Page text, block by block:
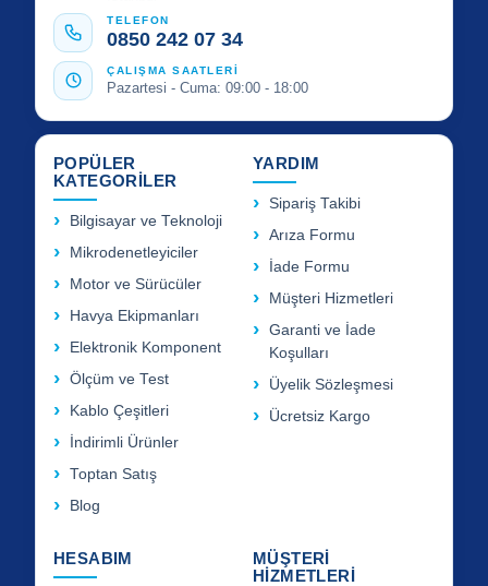
TELEFON
0850 242 07 34
ÇALIŞMA SAATLERİ
Pazartesi - Cuma: 09:00 - 18:00
POPÜLER
KATEGORİLER
Bilgisayar ve Teknoloji
Mikrodenetleyiciler
Motor ve Sürücüler
Havya Ekipmanları
Elektronik Komponent
Ölçüm ve Test
Kablo Çeşitleri
İndirimli Ürünler
Toptan Satış
Blog
YARDIM
Sipariş Takibi
Arıza Formu
İade Formu
Müşteri Hizmetleri
Garanti ve İade
Koşulları
Üyelik Sözleşmesi
Ücretsiz Kargo
HESABIM
MÜŞTERİ
HİZMETLERİ